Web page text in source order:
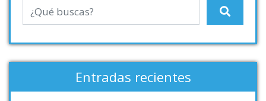
Entradas recientes